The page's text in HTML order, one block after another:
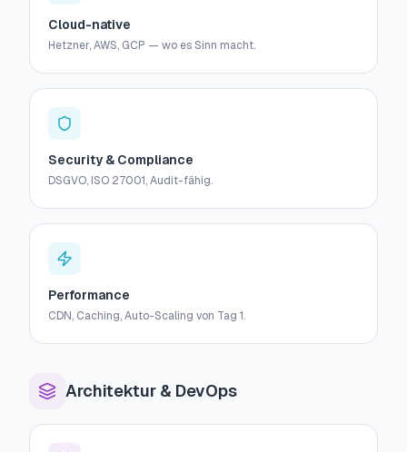
Cloud-native
Hetzner, AWS, GCP — wo es Sinn macht.
Security & Compliance
DSGVO, ISO 27001, Audit-fähig.
Performance
CDN, Caching, Auto-Scaling von Tag 1.
Architektur & DevOps